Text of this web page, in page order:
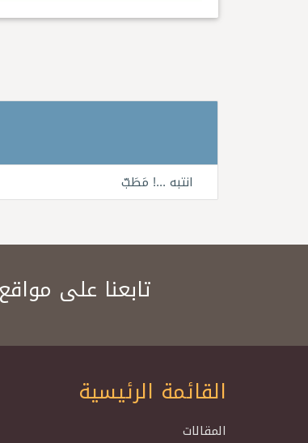
انتبه ...! مَطَبّ
تابعنا على
القائمة الرئيسية
المقالات